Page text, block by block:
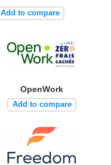
Add to compare
OpenWork
Add to compare